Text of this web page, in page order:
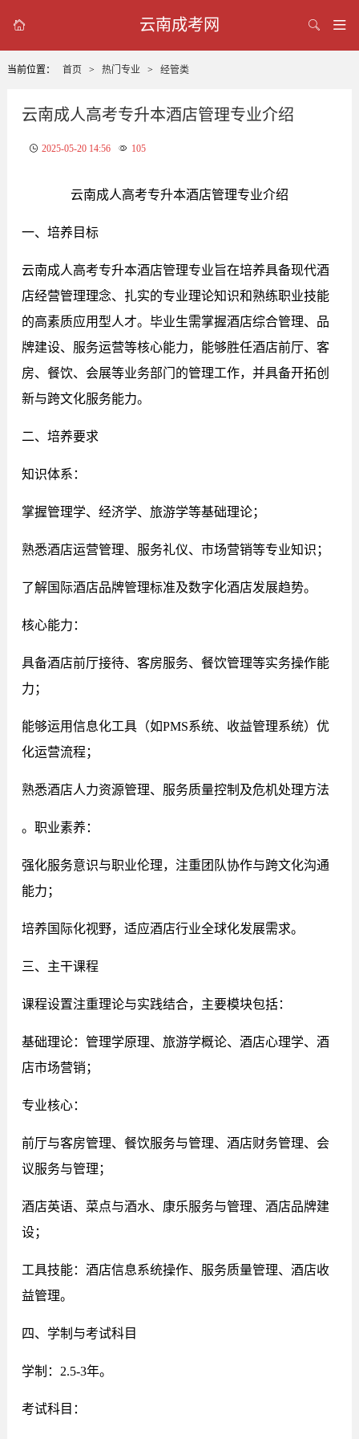
 云南成考网  
当前位置： 首页 > 热门专业 > 经管类
云南成人高考专升本酒店管理专业介绍
2025-05-20 14:56 105
云南成人高考专升本酒店管理专业介绍
一、培养目标
云南成人高考专升本酒店管理专业旨在培养具备现代酒
店经营管理理念、扎实的专业理论知识和熟练职业技能
的高素质应用型人才。毕业生需掌握酒店综合管理、品
牌建设、服务运营等核心能力，能够胜任酒店前厅、客
房、餐饮、会展等业务部门的管理工作，并具备开拓创
新与跨文化服务能力。
二、培养要求
知识体系：
掌握管理学、经济学、旅游学等基础理论；
熟悉酒店运营管理、服务礼仪、市场营销等专业知识；
了解国际酒店品牌管理标准及数字化酒店发展趋势。
核心能力：
具备酒店前厅接待、客房服务、餐饮管理等实务操作能
力；
能够运用信息化工具（如PMS系统、收益管理系统）优
化运营流程；
熟悉酒店人力资源管理、服务质量控制及危机处理方法
。职业素养：
强化服务意识与职业伦理，注重团队协作与跨文化沟通
能力；
培养国际化视野，适应酒店行业全球化发展需求。
三、主干课程
课程设置注重理论与实践结合，主要模块包括：
基础理论：管理学原理、旅游学概论、酒店心理学、酒
店市场营销；
专业核心：
前厅与客房管理、餐饮服务与管理、酒店财务管理、会
议服务与管理；
酒店英语、菜点与酒水、康乐服务与管理、酒店品牌建
设；
工具技能：酒店信息系统操作、服务质量管理、酒店收
益管理。
四、学制与考试科目
学制：2.5-3年。
考试科目：